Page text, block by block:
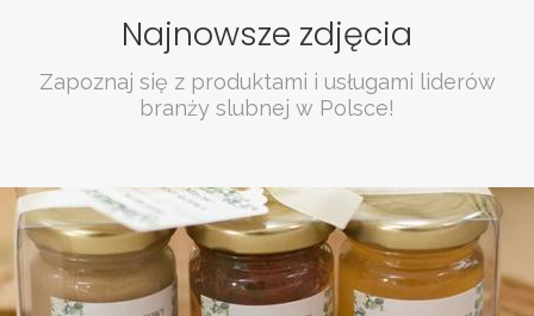
Najnowsze zdjęcia
Zapoznaj się z produktami i usługami liderów
branży slubnej w Polsce!